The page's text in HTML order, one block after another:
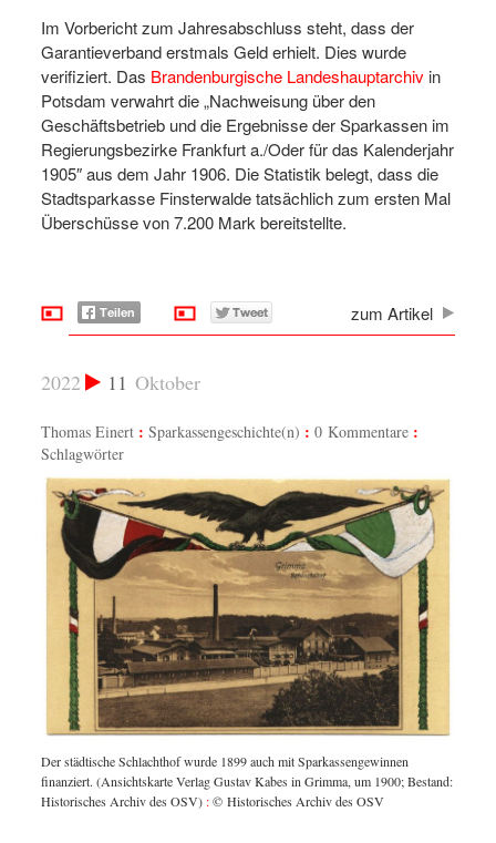
Im Vorbericht zum Jahresabschluss steht, dass der
Garantieverband erstmals Geld erhielt. Dies wurde
verifiziert. Das Brandenburgische Landeshauptarchiv in
Potsdam verwahrt die „Nachweisung über den
Geschäftsbetrieb und die Ergebnisse der Sparkassen im
Regierungsbezirke Frankfurt a./Oder für das Kalenderjahr
1905″ aus dem Jahr 1906. Die Statistik belegt, dass die
Stadtsparkasse Finsterwalde tatsächlich zum ersten Mal
Überschüsse von 7.200 Mark bereitstellte.
zum Artikel
11 Oktober
2022
Thomas Einert Sparkassengeschichte(n)
0 Kommentare
Schlagwörter
Der städtische Schlachthof wurde 1899 auch mit Sparkassengewinnen
finanziert. (Ansichtskarte Verlag Gustav Kabes in Grimma, um 1900; Bestand:
Historisches Archiv des OSV) :© Historisches Archiv des OSV